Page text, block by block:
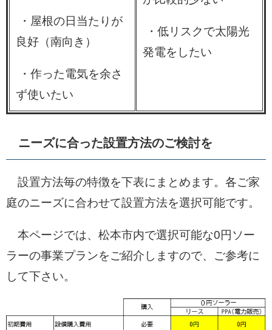
・屋根の日当たりが
良好（南向き）
・作った電気を余さ
ず使いたい
・低リスクで太陽光
発電をしたい
ニーズに合った設置方法のご検討を
設置方法毎の特徴を下表にまとめます。各ご家
庭のニーズに合わせて設置方法を選択可能です。
本ページでは、松本市内で選択可能な0円ソー
ラーの事業プランをご紹介しますので、ご参考に
して下さい。